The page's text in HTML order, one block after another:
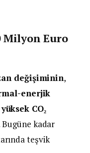
Milyon Euro
değişiminin,
enerjik
CO₂
kadar
teşvik